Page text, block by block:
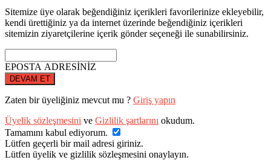
Sitemize üye olarak beğendiğiniz içerikleri favorilerinize ekleyebilir,
kendi ürettiğiniz ya da internet üzerinde beğendiğiniz içerikleri
sitemizin ziyaretçilerine içerik gönder seçeneği ile sunabilirsiniz.
EPOSTA ADRESİNİZ
DEVAM ET
Zaten bir üyeliğiniz mevcut mu ? Giriş yapın
Üyelik sözleşmesini ve Gizlilik şartlarını okudum.
Tamamını kabul ediyorum.
Lütfen geçerli bir mail adresi giriniz.
Lütfen üyelik ve gizlilik sözleşmesini onaylayın.